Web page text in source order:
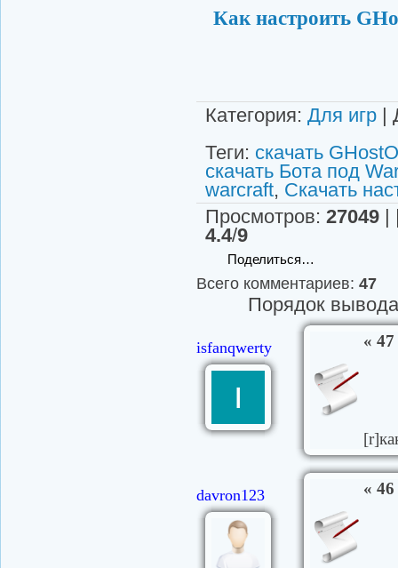
Как настроить
Категория: Для игр |
Теги: скачать
скачать Бота под
warcraft, Скачать
Просмотров: 27049 |
4.4/9
Поделиться…
Всего комментариев: 47
Порядок
isfanqwerty « 47
davron123 « 46